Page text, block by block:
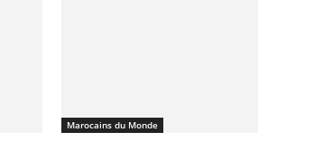
Marocains du Monde